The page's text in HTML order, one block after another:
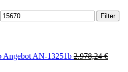
Max.
Preis
Filter
Angebot AN-13251b Ursprünglicher
2.978,24€